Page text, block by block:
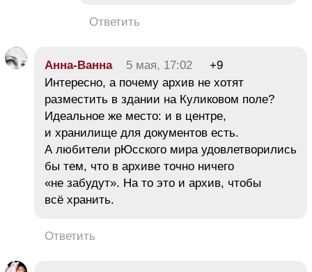
Ответить
Анна-Ванна 5 мая, 17:02
+9
Интересно, а почему архив не хотят
разместить в здании на Куликовом поле?
Идеальное же место: и в центре,
и хранилище для документов есть.
А любители рЮсского мира удовлетворились
бы тем, что в архиве точно ничего
«не забудут». На то это и архив, чтобы
всё хранить.
Ответить